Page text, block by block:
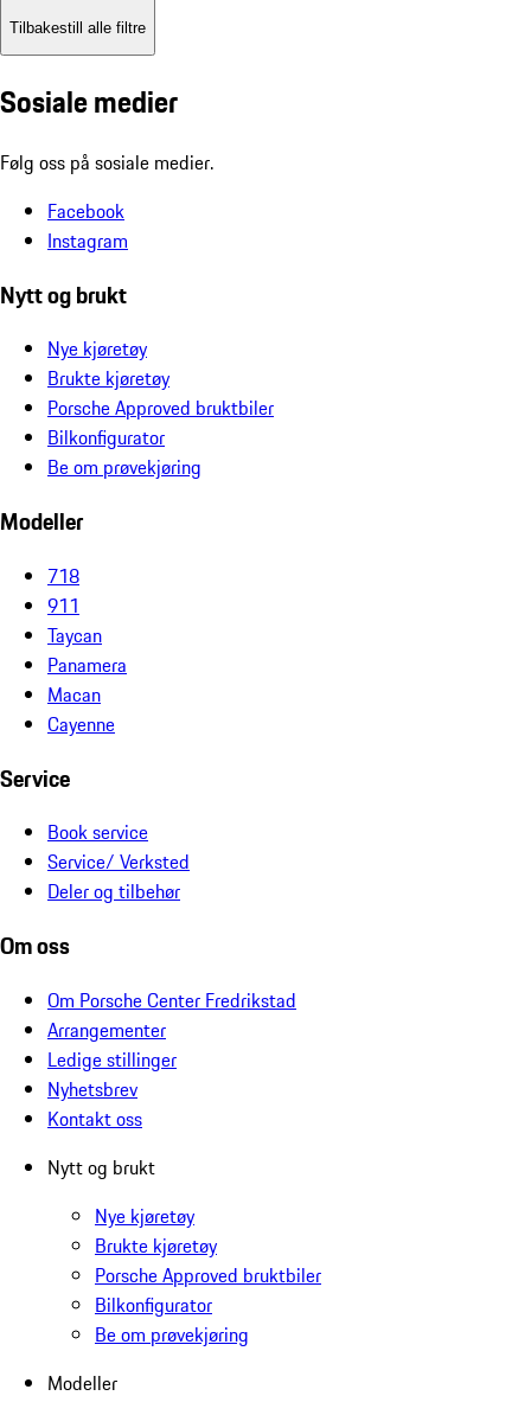
Tilbakestill alle filtre
Sosiale medier
Følg oss på sosiale medier.
Facebook
Instagram
Nytt og brukt
Nye kjøretøy
Brukte kjøretøy
Porsche Approved bruktbiler
Bilkonfigurator
Be om prøvekjøring
Modeller
718
911
Taycan
Panamera
Macan
Cayenne
Service
Book service
Service/ Verksted
Deler og tilbehør
Om oss
Om Porsche Center Fredrikstad
Arrangementer
Ledige stillinger
Nyhetsbrev
Kontakt oss
Nytt og brukt
Nye kjøretøy
Brukte kjøretøy
Porsche Approved bruktbiler
Bilkonfigurator
Be om prøvekjøring
Modeller